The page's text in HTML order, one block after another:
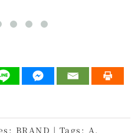
BRAND | Tags: A ,